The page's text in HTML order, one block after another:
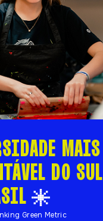
MAIS
DO SUL
Green Metric